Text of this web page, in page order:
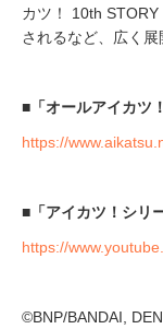
カツ！ 10th STORY
されるなど、広く展
■「オールアイカツ
https://
■「アイカツ！シリ
https://
©BNP/BANDAI,